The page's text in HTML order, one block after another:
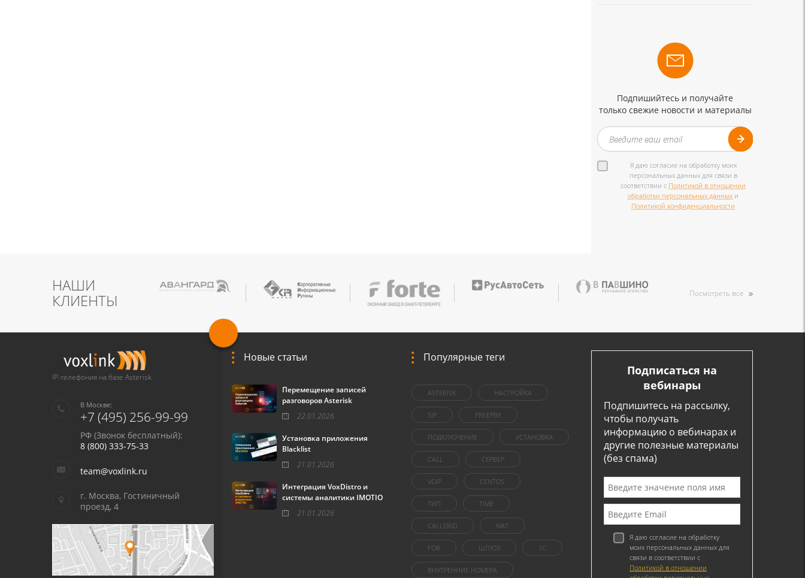
Подпишийтесь и получайте
только свежие новости и материалы
Я даю согласие на обработку моих
персональных данных для связи в
соответствии с Политикой в отношении
обработки персональных данных и
Политикой конфиденциальности
НАШИ
КЛИЕНТЫ Посмотреть все
IP-телефония на базе Asterisk
В Москве:
+7 (495) 256-99-99
РФ (Звонок бесплатный):
8 (800) 333-75-33
team@voxlink.ru
г. Москва, Гостиничный
проезд, 4
Новые статьи
Перемещение записей
разговоров Asterisk
22.01.2026
Установка приложения
Blacklist
21.01.2026
Интеграция VoxDistro и
системы аналитики IMOTIO
21.01.2026
Популярные теги
ASTERISK НАСТРОЙКА
SIP FREEPBX
ПОДКЛЮЧЕНИЕ УСТАНОВКА
CALL СЕРВЕР
VOIP CENTOS
ТИП TIME
CALLERID NAT
FOR ШЛЮЗ 1C
ВНУТРЕННИЕ НОМЕРА
Подписаться на
вебинары
Подпишитесь на рассылку,
чтобы получать
информацию о вебинарах и
другие полезные материалы
(без спама)
Я даю согласие на обработку
моих персональных данных для
связи в соответствии с
Политикой в отношении